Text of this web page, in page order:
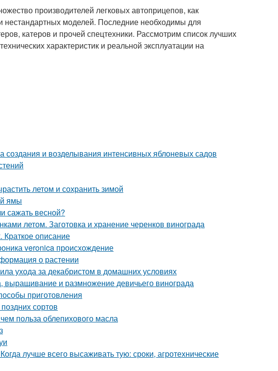
производителей легковых автоприцепов, как
нестандартных моделей. Последние необходимы для
катеров и прочей спецтехники. Рассмотрим список лучших
характеристик и реальной эксплуатации на
и возделывания интенсивных яблоневых садов
летом и сохранить зимой
ямы
сажать весной?
летом. Заготовка и хранение черенков винограда
описание
veronica происхождение
о растении
ухода за декабристом в домашних условиях
выращивание и размножение девичьего винограда
приготовления
сортов
польза облепихового масла
лучше всего высаживать тую: сроки, агротехнические